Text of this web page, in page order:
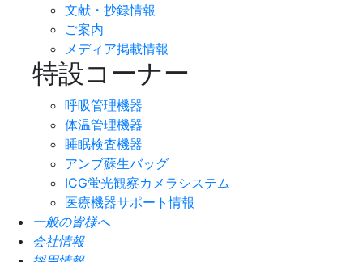
文献・抄録情報
ご案内
メディア掲載情報
特設コーナー
呼吸管理機器
体温管理機器
睡眠検査機器
アンブ蘇生バッグ
ICG蛍光観察カメラシステム
医療機器サポート情報
一般の皆様へ
会社情報